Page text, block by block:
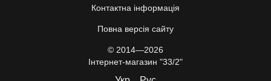
Контактна інформація
Повна версія сайту
© 2014—2026
Інтернет-магазин "33/2"